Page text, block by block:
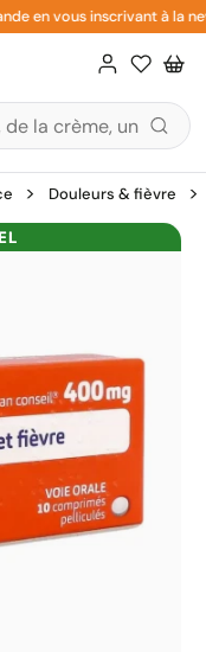
en vous inscrivant à la
Douleurs & fièvre